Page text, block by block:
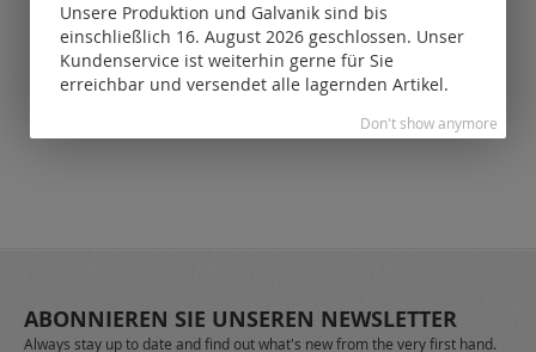
Preise nur für
registrierte
Kunden
sichtbar.
ABONNIEREN SIE UNSEREN NEWSLETTER
Always stay up to date and find out what's new from the very first hand.
Unsere Produktion und Galvanik sind bis
einschließlich 16. August 2026 geschlossen. Unser
Kundenservice ist weiterhin gerne für Sie
erreichbar und versendet alle lagernden Artikel.
Don't show anymore